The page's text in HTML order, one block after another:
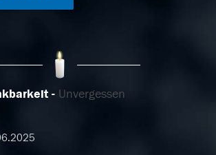
Unvergessen